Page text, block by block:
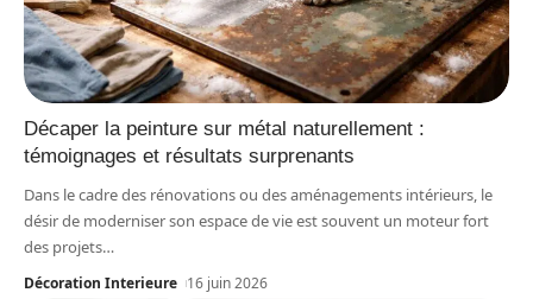
Décaper la peinture sur métal naturellement :
témoignages et résultats surprenants
Dans le cadre des rénovations ou des aménagements intérieurs, le
désir de moderniser son espace de vie est souvent un moteur fort
des projets…
Décoration Interieure 16 juin 2026